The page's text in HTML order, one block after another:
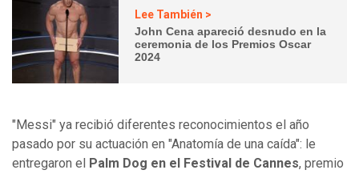
Lee También >
John Cena apareció desnudo en la
ceremonia de los Premios Oscar
2024
"Messi" ya recibió diferentes reconocimientos el año
pasado por su actuación en "Anatomía de una caída": le
entregaron el
Palm Dog en el Festival de Cannes, premio